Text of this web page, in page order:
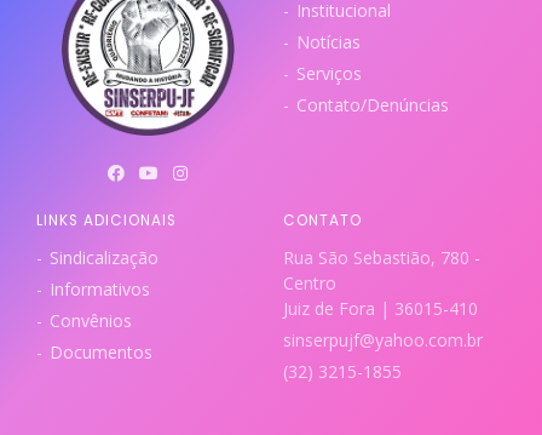
Institucional
Notícias
Serviços
Contato/Denúncias
LINKS ADICIONAIS
Sindicalização
Informativos
Convênios
Documentos
CONTATO
Rua São Sebastião, 780 -
Centro
Juiz de Fora | 36015-410
sinserpujf@yahoo.com.br
(32) 3215-1855